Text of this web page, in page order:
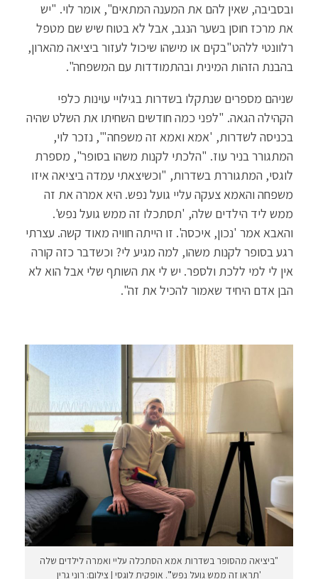
ובסביבה, שאין להם את המענה המתאים", אומר לוי. "יש
את מרכז חוסן בשער הנגב, אבל לא בטוח שיש שם מטפל
רלוונטי ללהט"בקים או מישהו שיכול לעזור ביציאה מהארון,
בהבנת הזהות המינית ובהתמודדות עם המשפחה".
שניהם מספרים שנתקלו בשדרות בגילויי עוינות כלפי
הקהילה הגאה. "לפני כמה חודשים השחיתו את השלט שהיה
בכניסה לשדרות, 'אמא ואמא זה משפחה'", נזכר לוי,
המתגורר בניר עוז. "הלכתי לקנות משהו בסופר", מספרת
לוגסי, המתגוררת בשדרות, "וכשיצאתי עמדה ביציאה איזו
משפחה והאמא צעקה עליי גועל נפש. היא אמרה את זה
ממש ליד הילדים שלה, 'תסתכלו זה ממש גועל נפש'.
והאבא אמר 'נכון, איכסה'. זו הייתה חוויה מאוד קשה. עצרתי
רגע בסופר לקנות משהו, למה מגיע לי? וכשדבר כזה קורה
אין לי למי ללכת ולספר. יש לי את השותף שלי אבל הוא לא
הבן אדם היחיד שאמור להכיל את זה".
"ביציאה מהסופר בשדרות אמא הסתכלה עליי ואמרה לילדים שלה
'תראו זה ממש גועל נפש'". אופקית לוגסי | צילום: רוני גרין